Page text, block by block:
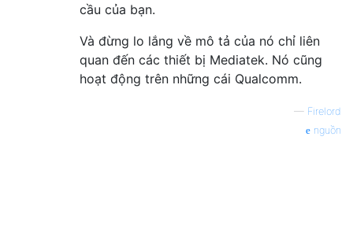
cầu của bạn.
Và đừng lo lắng về mô tả của nó chỉ liên
quan đến các thiết bị Mediatek. Nó cũng
hoạt động trên những cái Qualcomm.
— Firelord
nguồn